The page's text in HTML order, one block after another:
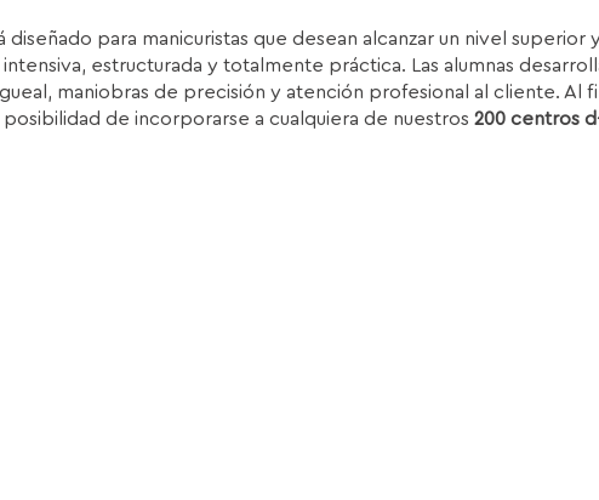
actual
es:
1.399,00€.
diseñado para manicuristas que desean alcanzar un nivel
estructurada y totalmente práctica. Las alumnas
maniobras de precisión y atención profesional al cliente. Al
posibilidad de incorporarse a cualquiera de nuestros200 centros